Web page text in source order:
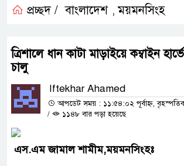
প্রচ্ছদ / বাংলাদেশ ,ময়মনসিংহ
ত্রিশালে ধান কাটা মাড়াইয়ে কম্বাইন
চালু
Iftekhar Ahamed
আপডেট সময় : ১১:৫৪:০২ পূর্বাহ্ন,
/
১১৪৮ বার পড়া হয়েছে
এস.এম জামাল শামীম,ময়মনসিংহঃ